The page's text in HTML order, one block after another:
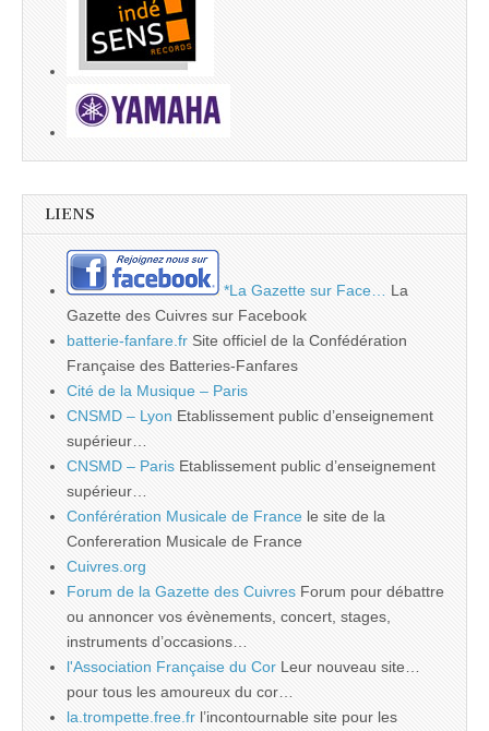
LIENS
*La Gazette sur Face…
La
Gazette des Cuivres sur Facebook
batterie-fanfare.fr Site officiel de la Confédération
Française des Batteries-Fanfares
Cité de la Musique – Paris
CNSMD – Lyon Etablissement public d’enseignement
supérieur…
CNSMD – Paris Etablissement public d’enseignement
supérieur…
Conférération Musicale de France le site de la
Confereration Musicale de France
Cuivres.org
Forum de la Gazette des Cuivres Forum pour débattre
ou annoncer vos évènements, concert, stages,
instruments d’occasions…
l'Association Française du Cor Leur nouveau site…
pour tous les amoureux du cor…
la.trompette.free.fr l’incontournable site pour les